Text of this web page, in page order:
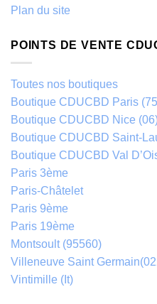
Plan du site
POINTS DE VENTE
Toutes nos boutiques
Boutique CDUCBD Paris
Boutique CDUCBD Nice
Boutique CDUCBD Saint-
Boutique CDUCBD Val
Paris 3ème
Paris-Châtelet
Paris 9ème
Paris 19ème
Montsoult (95560)
Villeneuve Saint
Vintimille (It)